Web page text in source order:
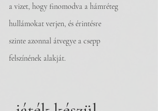
a vizet, hogy finomodva a hámréteg
hullámokat verjen, és érintésre
szinte azonnal átvegye a csepp
felszínének alakját.